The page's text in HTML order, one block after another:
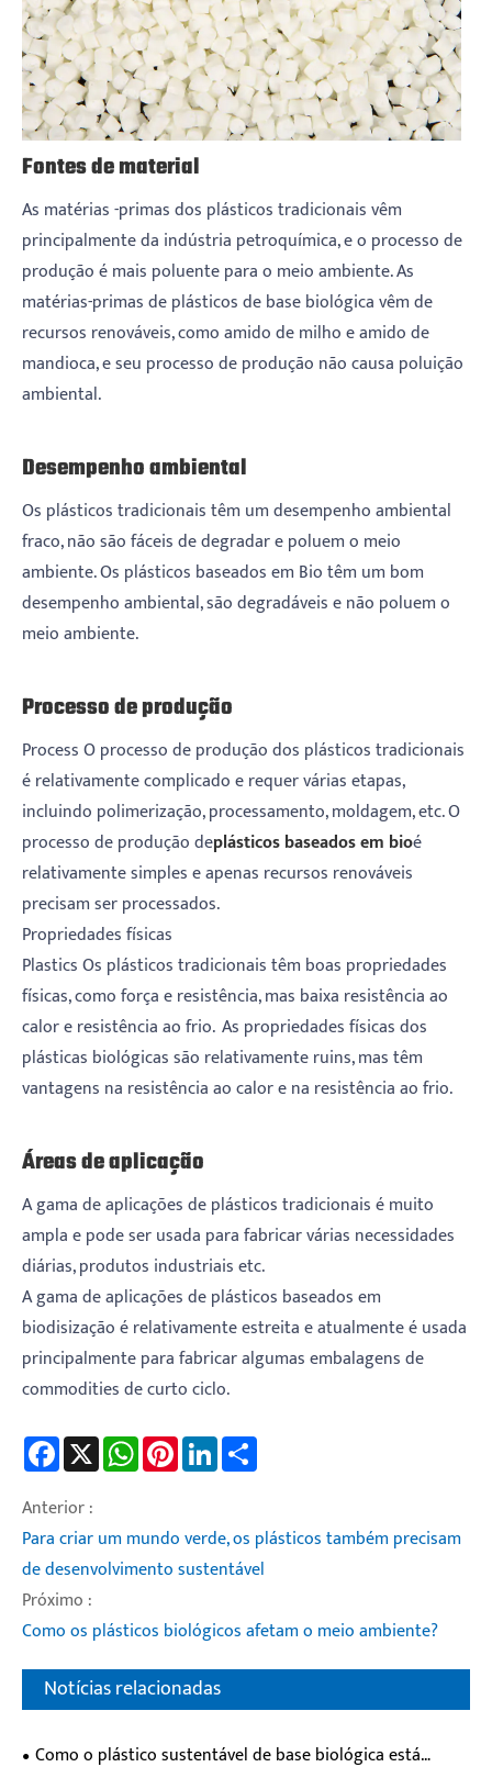
Fontes de material
As matérias -primas dos plásticos tradicionais vêm
principalmente da indústria petroquímica, e o processo de
produção é mais poluente para o meio ambiente. As
matérias-primas de plásticos de base biológica vêm de
recursos renováveis, como amido de milho e amido de
mandioca, e seu processo de produção não causa poluição
ambiental. ‌
Desempenho ambiental
Os plásticos tradicionais têm um desempenho ambiental
fraco, não são fáceis de degradar e poluem o meio
ambiente. Os plásticos baseados em Bio têm um bom
desempenho ambiental, são degradáveis ​​e não poluem o
meio ambiente. ‌
Processo de produção
Process O processo de produção dos plásticos tradicionais
é relativamente complicado e requer várias etapas,
incluindo polimerização, processamento, moldagem, etc. ‌O
processo de produção deplásticos baseados em bioé
relativamente simples e apenas recursos renováveis ​​
precisam ser processados. ‌
Propriedades físicas
Plastics Os plásticos tradicionais têm boas propriedades
físicas, como força e resistência, mas baixa resistência ao
calor e resistência ao frio. ‌ As propriedades físicas dos
plásticas biológicas são relativamente ruins, mas têm
vantagens na resistência ao calor e na resistência ao frio.
Áreas de aplicação
A gama de aplicações de plásticos tradicionais é muito
ampla e pode ser usada para fabricar várias necessidades
diárias, produtos industriais etc.
A gama de aplicações de plásticos baseados em
biodisização é relativamente estreita e atualmente é usada
principalmente para fabricar algumas embalagens de
commodities de curto ciclo.
Facebook WhatsAppPinterestLinkedIn
Anterior :
Para criar um mundo verde, os plásticos também precisam
de desenvolvimento sustentável
Próximo :
Como os plásticos biológicos afetam o meio ambiente?
Notícias relacionadas
Como o plástico sustentável de base biológica está